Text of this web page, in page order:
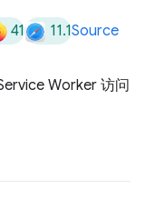
41 11.1Source
Worker 访问